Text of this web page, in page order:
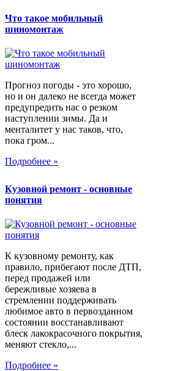
Что такое мобильный
шиномонтаж
Прогноз погоды - это хорошо,
но и он далеко не всегда может
предупредить нас о резком
наступлении зимы. Да и
менталитет у нас таков, что,
пока гром...
Подробнее »
Кузовной ремонт - основные
понятия
К кузовному ремонту, как
правило, прибегают после ДТП,
перед продажей или
бережливые хозяева в
стремлении поддерживать
любимое авто в первозданном
состоянии восстанавливают
блеск лакокрасочного покрытия,
меняют стекло,...
Подробнее »